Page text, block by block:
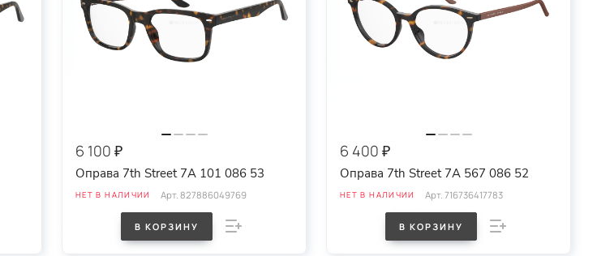
6 100 ₽
Оправа 7th Street 7A 101 086 53
НЕТ В НАЛИЧИИ Арт. 827886049769
В КОРЗИНУ
6 400 ₽
Оправа 7th Street 7A 567 086 52
НЕТ В НАЛИЧИИ Арт. 716736417783
В КОРЗИНУ